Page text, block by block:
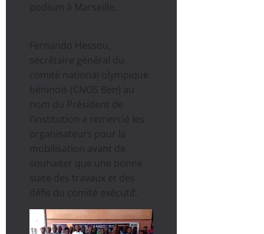
podium à Marseille.
Fernando Hessou,
secrétaire général du
comité national olympique
béninois (CNOS Ben) au
nom du Président de
l’institution a remercié les
organisateurs pour la
mobilisation avant de
souhaiter que une bonne
suite des travaux et des
défis du comité exécutif.